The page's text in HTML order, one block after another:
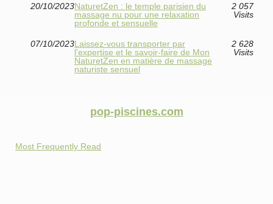
20/10/2023NaturetZen : le temple parisien du
massage nu pour une relaxation
profonde et sensuelle
2 057
Visits
07/10/2023Laissez-vous transporter par
l'expertise et le savoir-faire de Mon
NaturetZen en matière de massage
naturiste sensuel
2 628
Visits
pop-piscines.com
Most Frequently Read